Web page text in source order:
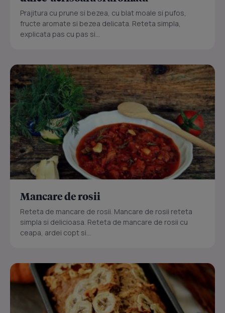
Prajitura cu prune si bezea, cu blat moale si pufos,
fructe aromate si bezea delicata. Reteta simpla,
explicata pas cu pas si...
Mancare de rosii
Reteta de mancare de rosii. Mancare de rosii reteta
simpla si delicioasa. Reteta de mancare de rosii cu
ceapa, ardei copt si...